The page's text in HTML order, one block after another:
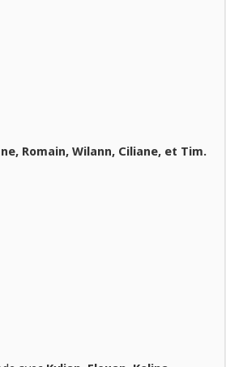
Romain, Wilann, Ciliane, et Tim.